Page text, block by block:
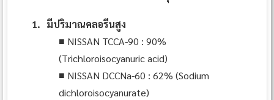
1. มีปริมาณคลอรีนสูง
■ NISSAN TCCA-90 : 90%
(Trichloroisocyanuric acid)
■ NISSAN DCCNa-60 : 62% (Sodium
dichloroisocyanurate)